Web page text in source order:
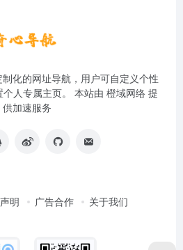
化的网址导航，用户可自定义个性
人专属主页。 本站由 橙域网络 提
供加速服务
明 广告合作 关于我们